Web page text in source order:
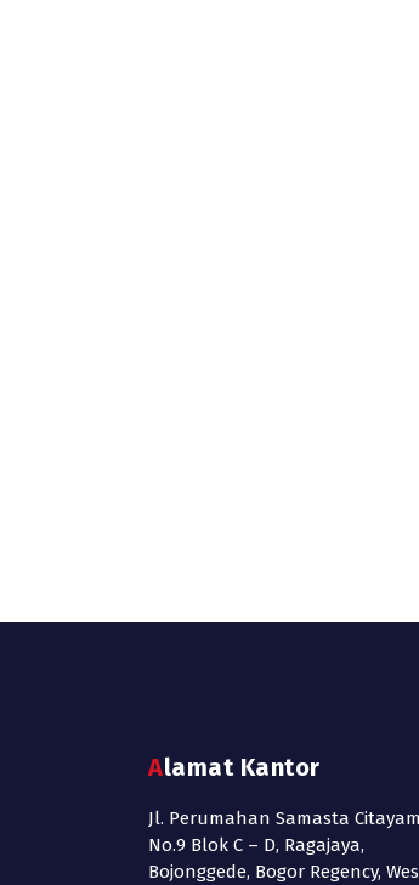
Alamat Kantor
Jl. Perumahan Samasta
No.9 Blok C – D, Ragajaya,
Bojonggede, Bogor Regency,